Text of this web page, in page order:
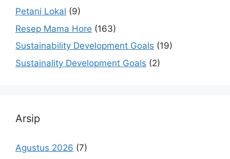
Petani Lokal (9)
Resep Mama Hore (163)
Sustainability Development Goals (19)
Sustainality Development Goals (2)
Arsip
Agustus 2026 (7)